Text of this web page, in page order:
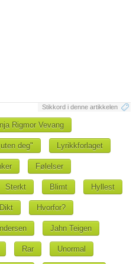
Stikkord i denne artikkelen
Rigmor Vevang
deg" Lyrikkforlaget
Følelser
Sterkt Blimt Hyllest
Dikt Hvorfor?
Jahn Teigen
Rar Unormal